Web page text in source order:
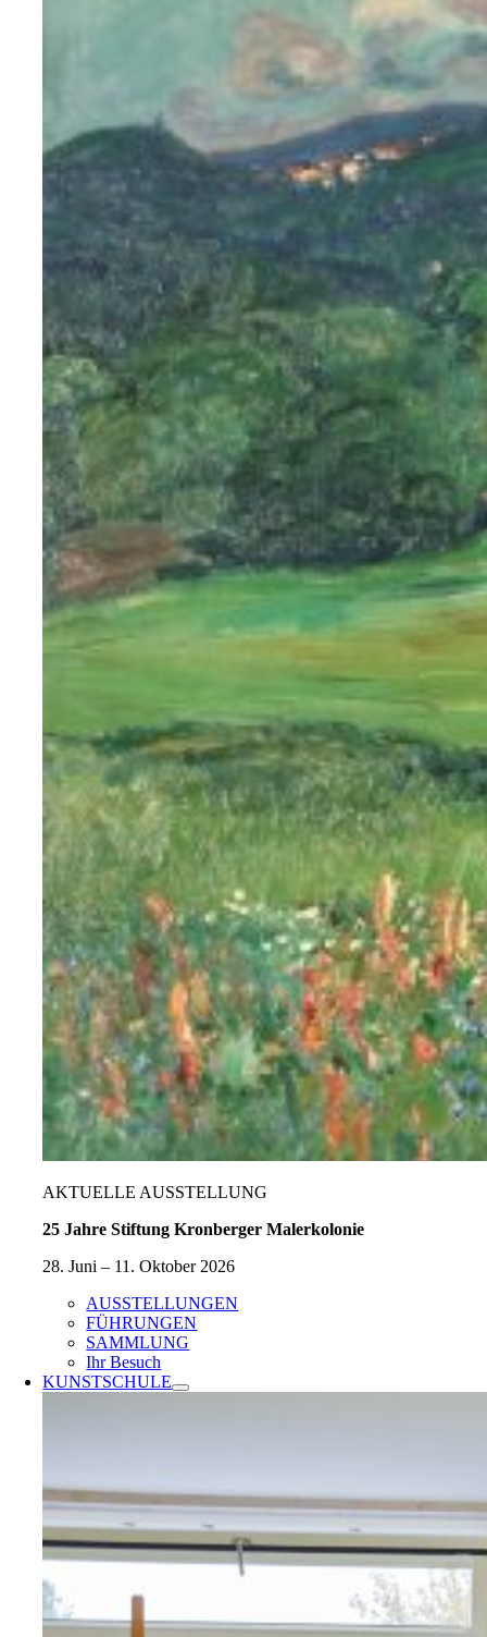
AKTUELLE AUSSTELLUNG
25 Jahre Stiftung Kronberger Malerkolonie
28. Juni – 11. Oktober 2026
AUSSTELLUNGEN
FÜHRUNGEN
SAMMLUNG
Ihr Besuch
KUNSTSCHULE